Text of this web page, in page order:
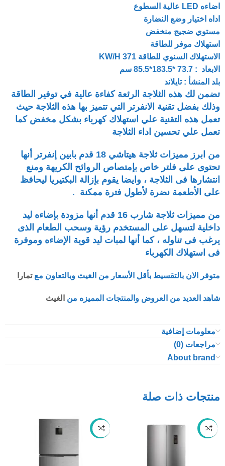
اضاءه LED عالية السطوع
اداه اختيار وضع النضارة
مستوي ضجيج منخفض
استهلاك موفر للطاقة
الاستهلاك السنوي للطاقة 371 KW/H
الابعاد : 73.7 *183.5*85.5 سم
بلد المنشأ : تايلاند
تضمن لك هذه الثلاجة الرئعة كفاءة عالية في توفير الطاقة
وذلك بفضل تقنية الانفرتر التي تتميز بها هذه الثلاجة حيث
تعمل هذه التقنية علي استهلاك كهرباء بشكل مخفض كما
تعمل علي تحسين اداء الثلاجة
من ابرز مميزات ثلاجة هيتاشي 18 قدم بابين إنفرتر أنها
تحتوى على فلتر خاص بإمتصاص الروائح الكريهة ومنع
انتشارها فى الثلاجة ، وايضا يقوم بإزالة البكتيريا ليحافظ
على الأطعمة نضرة لأطول فترة ممكنة .
من مميزات ثلاجة شارب 16 قدم أنها مزودة بإضاءه ليد
داخلية لتسهل على المستخدم رؤية وسحب الطعام الذى
يرغب فى تناوله ، كما أنها لمبات ليد قوية الإضاءه وموفرة
فى استهلاك الكهرباء
متوفر الان بالتقسيط بأقل الأسعار من الغيث وبالتعاون معتمارا
شاهد العديد من العروض والمنتجات المميزه من الغيث
معلومات إضافية
مراجعات (0)
About brand
منتجات ذات صلة
-21%
-24%